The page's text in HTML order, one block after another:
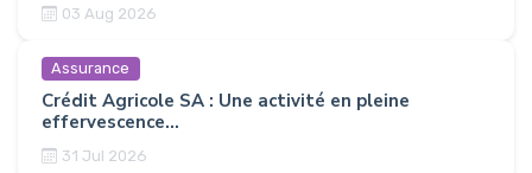
03 Aug 2026
Assurance
Crédit Agricole SA : Une activité en pleine
effervescence...
31 Jul 2026